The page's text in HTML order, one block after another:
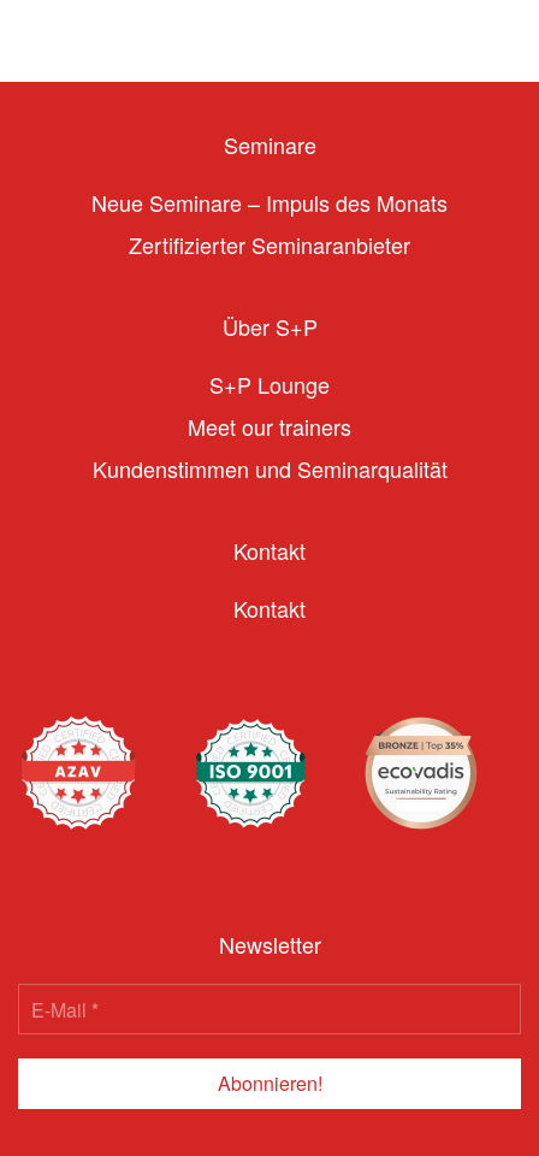
Seminare
Neue Seminare – Impuls des Monats
Zertifizierter Seminaranbieter
Über S+P
S+P Lounge
Meet our trainers
Kundenstimmen und Seminarqualität
Kontakt
Kontakt
Newsletter